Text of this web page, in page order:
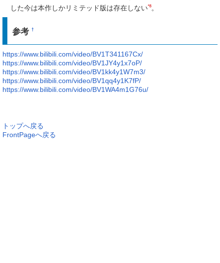
した今は本作しかリミテッド版は存在しない*8。
参考†
https://www.bilibili.com/video/BV1T341167Cx/
https://www.bilibili.com/video/BV1JY4y1x7oP/
https://www.bilibili.com/video/BV1kk4y1W7m3/
https://www.bilibili.com/video/BV1qq4y1K7fP/
https://www.bilibili.com/video/BV1WA4m1G76u/
トップへ戻る
FrontPageへ戻る